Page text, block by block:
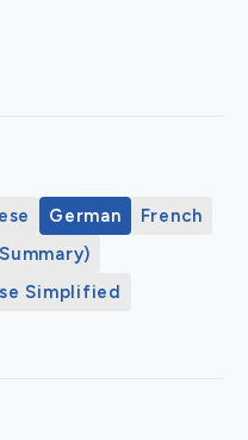
German
French
Simplified